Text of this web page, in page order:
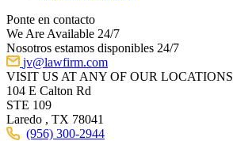
Ponte en contacto
We Are Available 24/7
Nosotros estamos disponibles 24/7
jv@lawfirm.com
VISIT US AT ANY OF OUR LOCATIONS
104 E Calton Rd
STE 109
Laredo , TX 78041
(956) 300-2944